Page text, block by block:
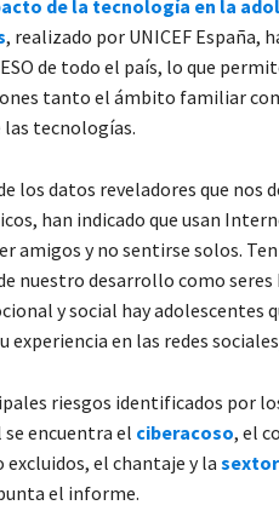
de la tecnología en la
, realizado por UNICEF España,
de todo el país, lo que
tanto el ámbito familiar
las tecnologías.
los datos reveladores que
han indicado que usan
amigos y no sentirse solos.
nuestro desarrollo como
y social hay adolescentes
experiencia en las redes
riesgos identificados por
encuentra el ciberacoso, el
excluidos, el chantaje y la
el informe.